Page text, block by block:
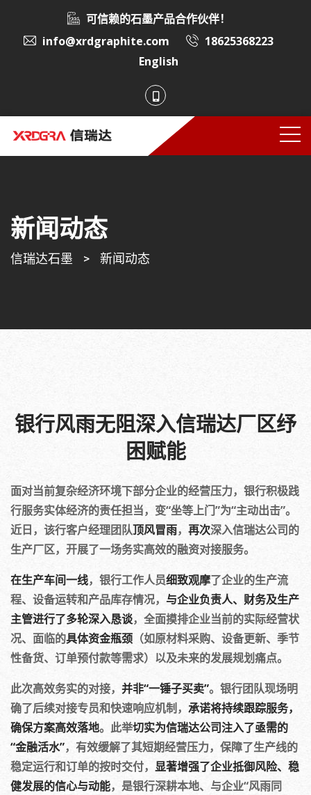
可信赖的石墨产品合作伙伴！
info@xrdgraphite.com
18625368223
English
新闻动态
信瑞达石墨 > 新闻动态
银行风雨无阻深入信瑞达厂区纾
困赋能
面对当前复杂经济环境下部分企业的经营压力，银行积极践
行服务实体经济的责任担当，变“坐等上门”为“主动出击”。
近日，该行客户经理团队顶风冒雨， 再次深入信瑞达公司的
生产厂区，开展了一场务实高效的融资对接服务。
在生产车间一线，银行工作人员细致观摩了企业的生产流
程、设备运转和产品库存情况， 与企业负责人、财务及生产
主管进行了多轮深入恳谈，全面摸排企业当前的实际经营状
况、面临的具体资金瓶颈 （如原材料采购、设备更新、季节
性备货、订单预付款等需求）以及未来的发展规划痛点。
此次高效务实的对接， 并非“一锤子买卖”。银行团队现场明
确了后续对接专员和快速响应机制， 承诺将持续跟踪服务，
确保方案高效落地。此举切实为信瑞达公司注入了亟需的
“金融活水”，有效缓解了其短期经营压力，保障了生产线的
稳定运行和订单的按时交付， 显著增强了企业抵御风险、稳
健发展的信心与动能，是银行深耕本地、与企业“风雨同